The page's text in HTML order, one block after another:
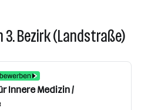
3. Bezirk (Landstraße)
Innere Medizin /